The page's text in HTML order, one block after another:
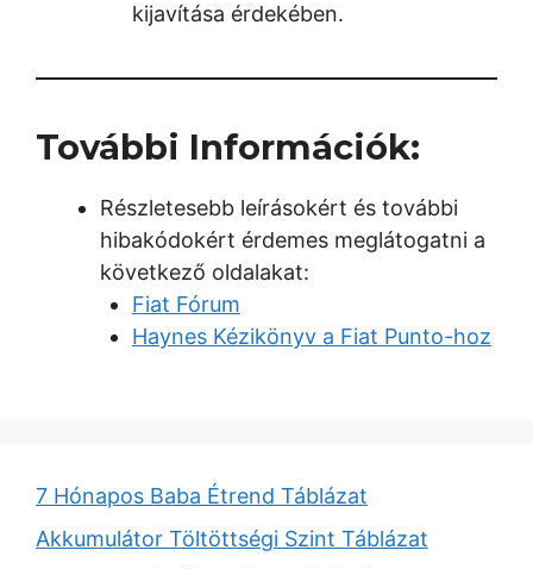
kijavítása érdekében.
További Információk:
Részletesebb leírásokért és további
hibakódokért érdemes meglátogatni a
következő oldalakat:
Fiat Fórum
Haynes Kézikönyv a Fiat Punto-hoz
7 Hónapos Baba Étrend Táblázat
Akkumulátor Töltöttségi Szint Táblázat